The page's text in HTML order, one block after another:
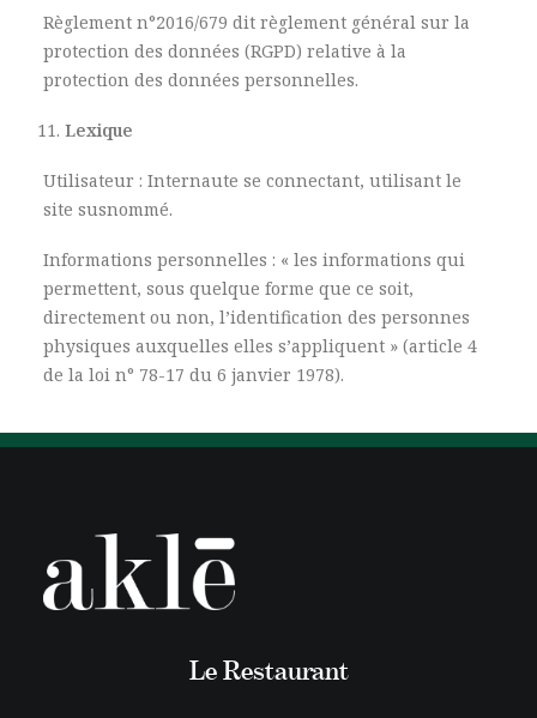
Règlement n°2016/679 dit règlement général sur la
protection des données (RGPD) relative à la
protection des données personnelles.
Lexique
Utilisateur : Internaute se connectant, utilisant le
site susnommé.
Informations personnelles : « les informations qui
permettent, sous quelque forme que ce soit,
directement ou non, l’identification des personnes
physiques auxquelles elles s’appliquent » (article 4
de la loi n° 78-17 du 6 janvier 1978).
Le Restaurant